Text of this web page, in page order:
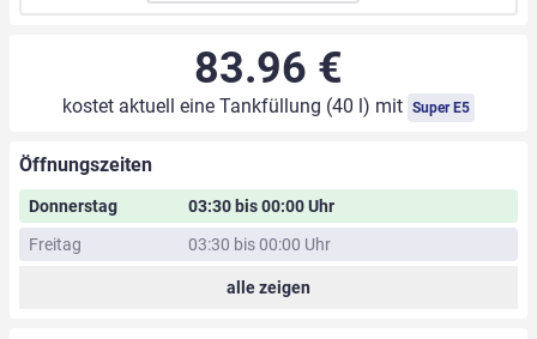
83.96 €
kostet aktuell eine Tankfüllung (40 l) mit Super E5
Öffnungszeiten
Donnerstag
03:30 bis 00:00 Uhr
Freitag
03:30 bis 00:00 Uhr
alle zeigen